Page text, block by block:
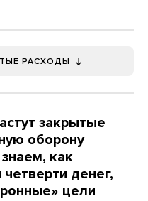
РАСХОДЫ
закрытые
оборону
как
денег,
цели